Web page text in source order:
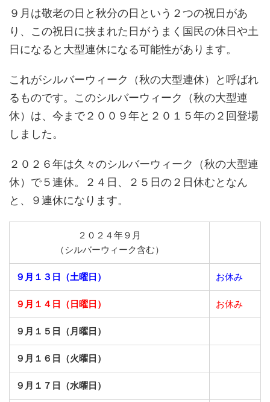
９月は敬老の日と秋分の日という２つの祝日があ
り、この祝日に挟まれた日がうまく国民の休日や土
日になると大型連休になる可能性があります。
これがシルバーウィーク（秋の大型連休）と呼ばれ
るものです。このシルバーウィーク（秋の大型連
休）は、今まで２００９年と２０１５年の２回登場
しました。
２０２６年は久々のシルバーウィーク（秋の大型連
休）で５連休。２４日、２５日の２日休むとなん
と、９連休になります。
２０２４年９月
（シルバーウィーク含む）
９月１３日（土曜日） お休み
９月１４日（日曜日） お休み
９月１５日（月曜日）
９月１６日（火曜日）
９月１７日（水曜日）